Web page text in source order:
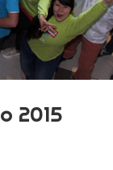
2015